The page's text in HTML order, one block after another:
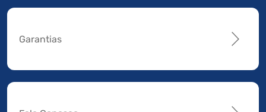
Garantias